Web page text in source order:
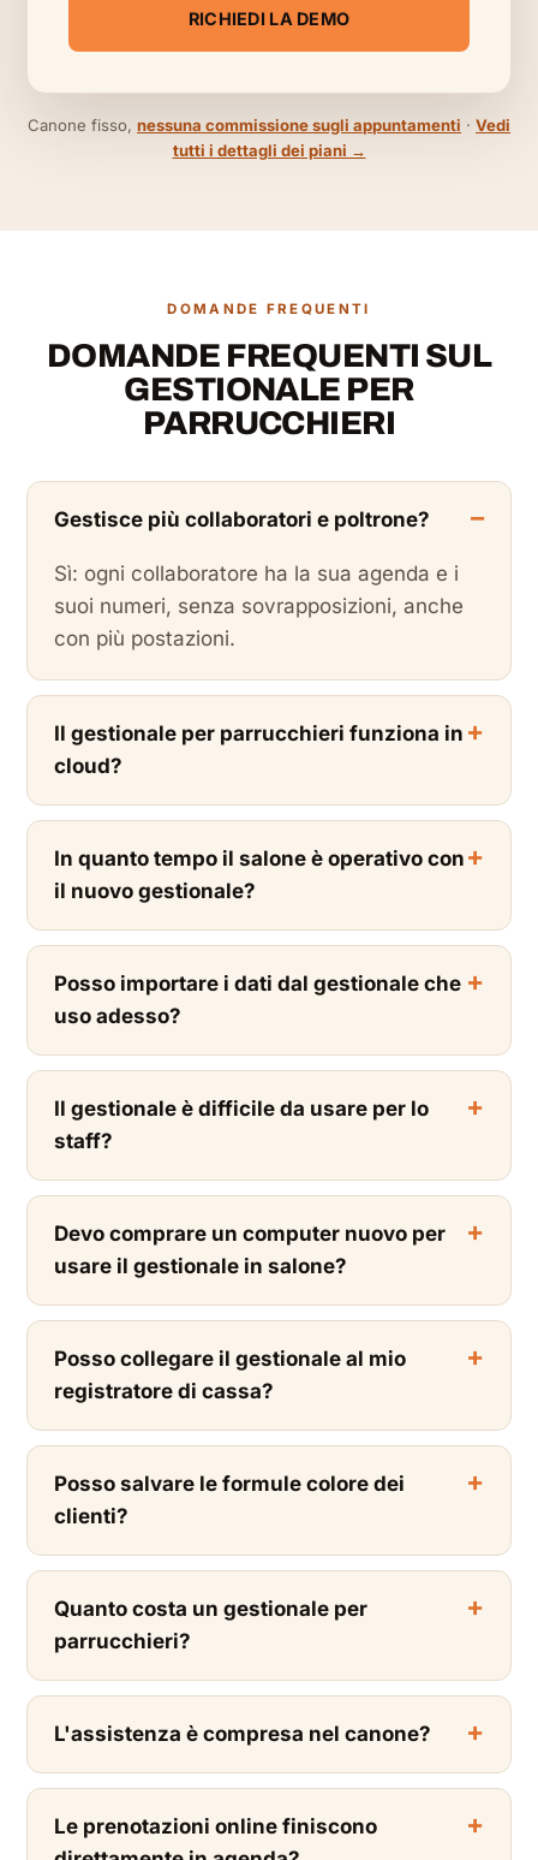
RICHIEDI LA DEMO
Canone fisso, nessuna commissione sugli appuntamenti · Vedi
tutti i dettagli dei piani →
DOMANDE FREQUENTI
DOMANDE FREQUENTI SUL
GESTIONALE PER
PARRUCCHIERI
Gestisce più collaboratori e poltrone?
Sì: ogni collaboratore ha la sua agenda e i
suoi numeri, senza sovrapposizioni, anche
con più postazioni.
Il gestionale per parrucchieri funziona in
cloud?
In quanto tempo il salone è operativo con
il nuovo gestionale?
Posso importare i dati dal gestionale che
uso adesso?
Il gestionale è difficile da usare per lo
staff?
Devo comprare un computer nuovo per
usare il gestionale in salone?
Posso collegare il gestionale al mio
registratore di cassa?
Posso salvare le formule colore dei
clienti?
Quanto costa un gestionale per
parrucchieri?
L'assistenza è compresa nel canone?
Le prenotazioni online finiscono